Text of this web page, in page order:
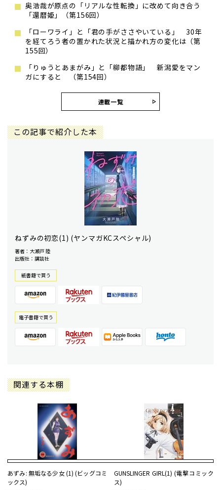
奥浩哉が原点の「リアルな性転換」に改めて向き合う
「還暦姫」（第156回）
「ローワライ」と「君の手がささやいている」 30年
を経てろう者の置かれた状況と描かれ方の変化は（第
155回）
「りゅうとあまがみ」と「柳都物語」 新潟愛をマン
ガにすると （第154回）
連載一覧
この記事で紹介した本
ねずみの初恋(1) (ヤンマガKCスペシャル)
著者：大瀬戸 陸
出版社：講談社
紙書籍で買う
電⼦書籍で買う
関連する本棚
あずみ: 無垢なる少女 (1) (ビッグコミ
ックス)
GUNSLINGER GIRL(1) (電撃コミック
ス)